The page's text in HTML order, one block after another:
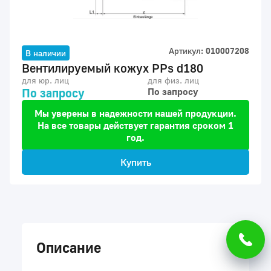
В наличии Артикул: 010007208
Вентилируемый кожух PPs d180
для юр. лиц
По запросу
для физ. лиц
По запросу
Мы уверены в надежности нашей продукции.
На все товары действует гарантия сроком 1
год.
Купить
Описание